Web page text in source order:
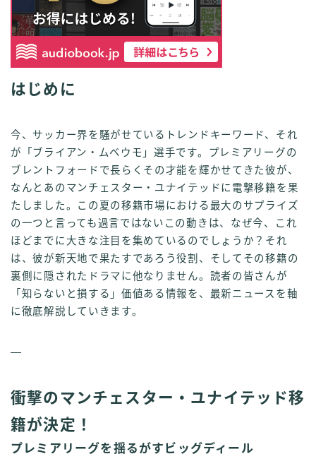
はじめに
今、サッカー界を騒がせているトレンドキーワード、それ
が「ブライアン・ムベウモ」選手です。プレミアリーグの
ブレントフォードで長らくその才能を輝かせてきた彼が、
なんとあのマンチェスター・ユナイテッドに電撃移籍を果
たしました。この夏の移籍市場における最大のサプライズ
の一つと言っても過言ではないこの動きは、なぜ今、これ
ほどまでに大きな注目を集めているのでしょうか？それ
は、彼が新天地で果たすであろう役割、そしてその移籍の
裏側に隠されたドラマに他なりません。読者の皆さんが
「知らないと損する」価値ある情報を、最新ニュースを軸
に徹底解説していきます。
—
衝撃のマンチェスター・ユナイテッド移
籍が決定！
プレミアリーグを揺るがすビッグディール